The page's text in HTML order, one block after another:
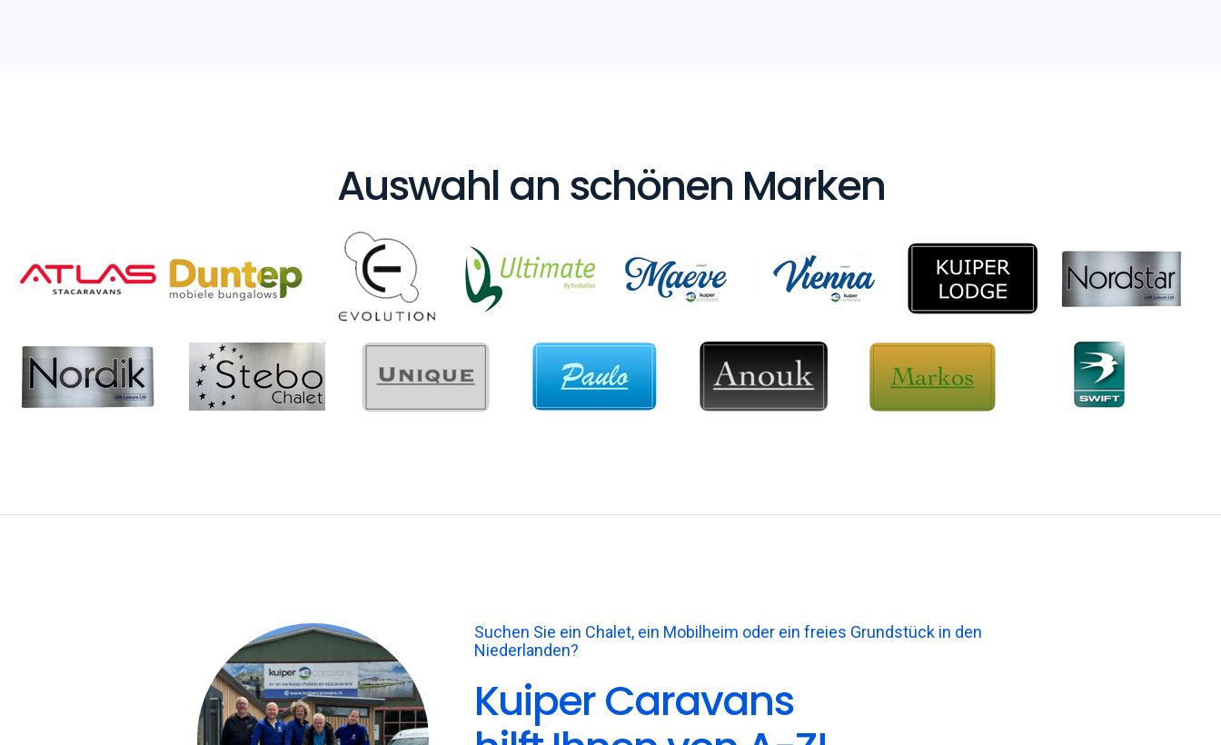
Auswahl an schönen Marken
Suchen Sie ein Chalet, ein Mobilheim oder ein freies Grundstück in den
Niederlanden?
Kuiper Caravans